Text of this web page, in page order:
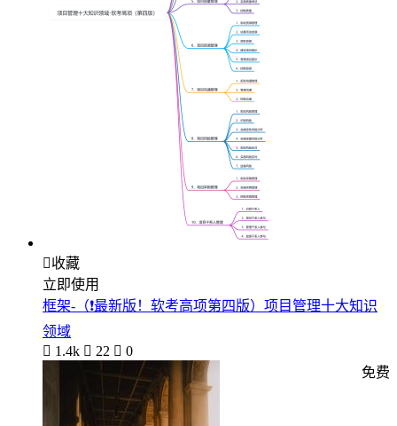
收藏
立即使用
框架-（❗️最新版！软考高项第四版）项目管理十大知识
领域
 1.4k  22  0
免费